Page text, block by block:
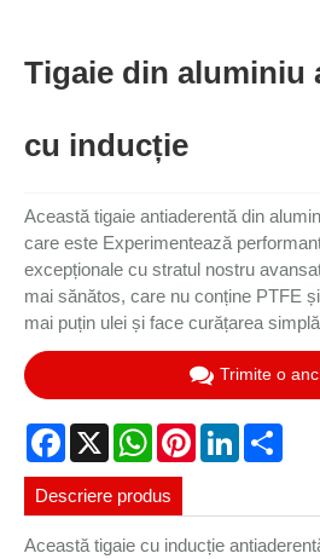
Tigaie din aluminiu
cu inducție
Această tigaie antiaderentă din
care este Experimentează
excepționale cu stratul nostru
mai sănătos, care nu conține PTFE
mai puțin ulei și face curățarea
Trimite o
Facebook
X WhatsAppPinterestLinkedIn
Descriere produs
Această tigaie cu inducție